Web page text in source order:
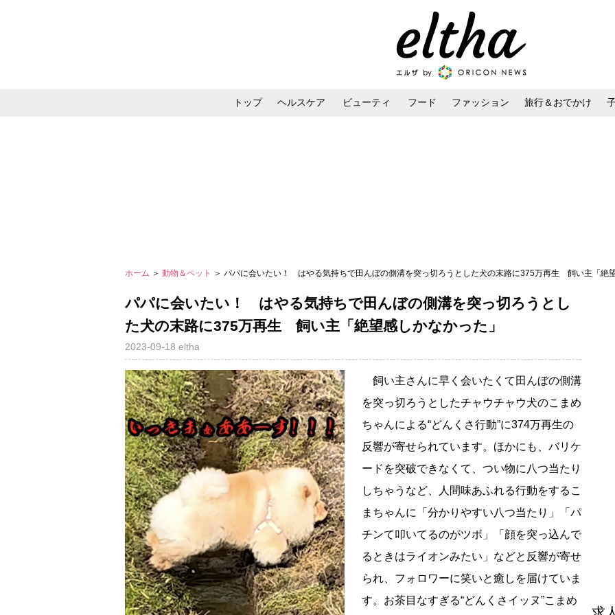
トップ ヘルスケア ビューティ フード ファッション 旅行＆おでかけ
ホーム ＞ 動物＆ペット ＞ パパに会いたい！ はやる気持ちで田んぼの側溝を突っ切ろうとした犬の末路に375万再生 飼い主「絶望
パパに会いたい！ はやる気持ちで田んぼの側溝を突っ切ろうとし
た犬の末路に375万再生 飼い主「絶望感しかなかった」
2023-09-18 eltha
飼い主さんに早く会いたくて田んぼの側溝
を突っ切ろうとしたチャウチャウ犬のこまめ
ちゃんによる“どんくさ行動”に374万再生の
反響が寄せられています。ほかにも、バリケ
ードを突破できなくて、つい物に八つ当たり
しちゃうなど、人間味あふれる行動をするこ
まちゃんに「分かりやすい八つ当たり」「パ
チンて叩いてるのがツボ」「顔を突っ込んで
るときはライオンみたい」などと反響が寄せ
られ、フォロワーに笑いと癒しを届けていま
す。お茶目なすぎる“どんくさイッヌ”こまめ